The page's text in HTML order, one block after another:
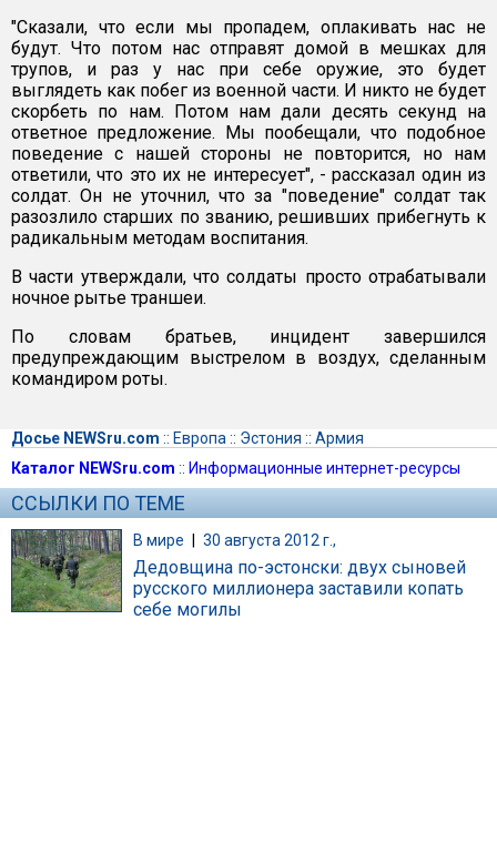
"Сказали, что если мы пропадем, оплакивать нас не
будут. Что потом нас отправят домой в мешках для
трупов, и раз у нас при себе оружие, это будет
выглядеть как побег из военной части. И никто не будет
скорбеть по нам. Потом нам дали десять секунд на
ответное предложение. Мы пообещали, что подобное
поведение с нашей стороны не повторится, но нам
ответили, что это их не интересует", - рассказал один из
солдат. Он не уточнил, что за "поведение" солдат так
разозлило старших по званию, решивших прибегнуть к
радикальным методам воспитания.
В части утверждали, что солдаты просто отрабатывали
ночное рытье траншеи.
По словам братьев, инцидент завершился
предупреждающим выстрелом в воздух, сделанным
командиром роты.
Досье NEWSru.com :: Европа :: Эстония :: Армия
Каталог NEWSru.com :: Информационные интернет-ресурсы
ССЫЛКИ ПО ТЕМЕ
В мире | 30 августа 2012 г.,
Дедовщина по-эстонски: двух сыновей
русского миллионера заставили копать
себе могилы